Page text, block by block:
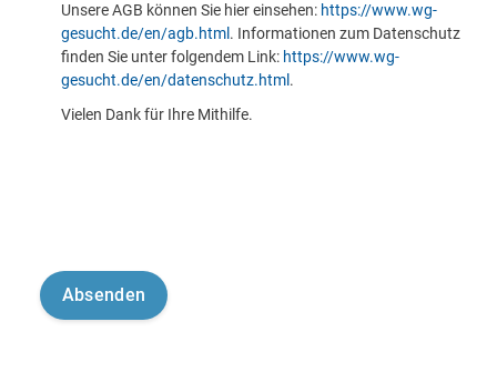
Unsere AGB können Sie hier einsehen: https://www.wg-
gesucht.de/en/agb.html . Informationen zum Datenschutz
finden Sie unter folgendem Link: https://www.wg-
gesucht.de/en/datenschutz.html .
Vielen Dank für Ihre Mithilfe.